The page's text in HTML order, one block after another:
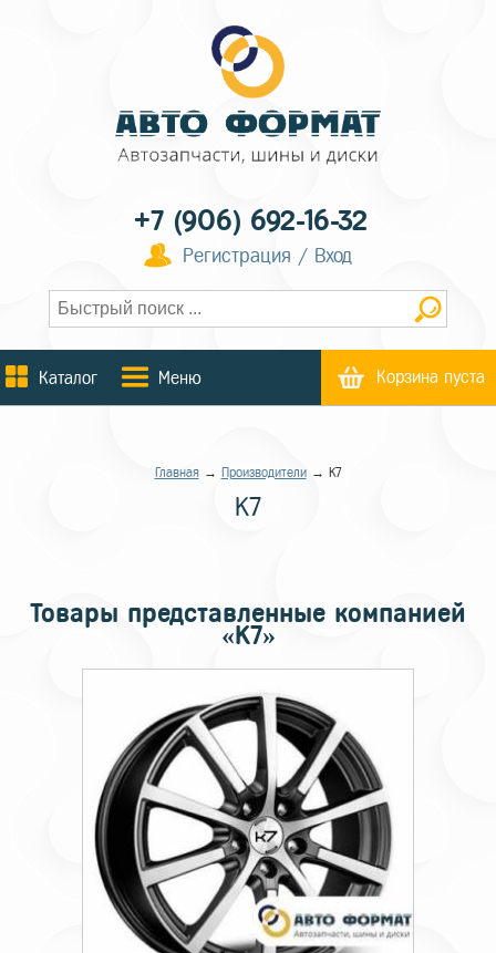
+7 (906) 692-16-32
Регистрация / Вход
Каталог Меню Корзина пуста
Главная→ Производители→ K7
K7
Товары представленные компанией
«K7»